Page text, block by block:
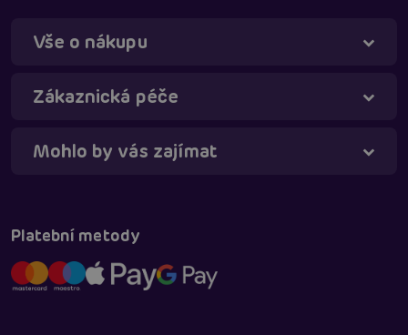
Vše o nákupu
Zákaznická péče
Mohlo by vás zajímat
Platební metody
Táňa - virtuální asistentka